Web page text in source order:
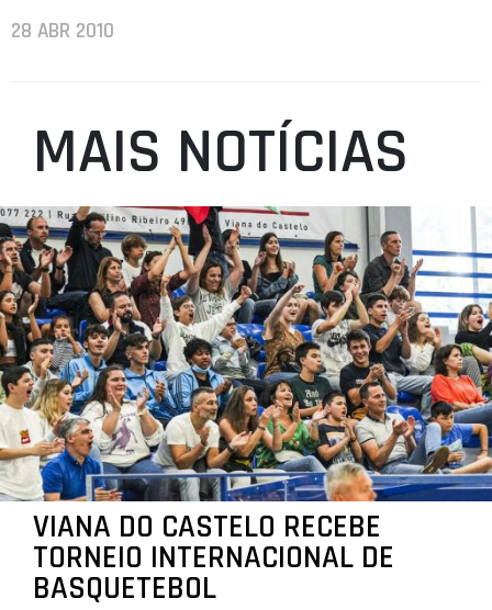
28 ABR 2010
MAIS NOTÍCIAS
VIANA DO CASTELO RECEBE
TORNEIO INTERNACIONAL DE
BASQUETEBOL